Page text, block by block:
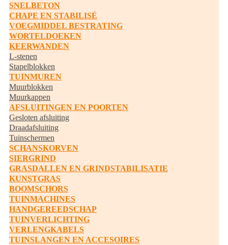
SNELBETON
CHAPE EN STABILISÉ
VOEGMIDDEL BESTRATING
WORTELDOEKEN
KEERWANDEN
L-stenen
Stapelblokken
TUINMUREN
Muurblokken
Muurkappen
AFSLUITINGEN EN POORTEN
Gesloten afsluiting
Draadafsluiting
Tuinschermen
SCHANSKORVEN
SIERGRIND
GRASDALLEN EN GRINDSTABILISATIE
KUNSTGRAS
BOOMSCHORS
TUINMACHINES
HANDGEREEDSCHAP
TUINVERLICHTING
VERLENGKABELS
TUINSLANGEN EN ACCESOIRES